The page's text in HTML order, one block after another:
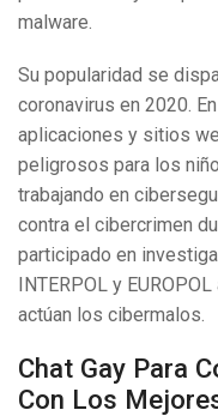
malware.
Su popularidad se
coronavirus en 2020.
aplicaciones y sitios
peligrosos para los
trabajando en
contra el cibercrimen
participado en
INTERPOL y
actúan los cibermalos.
Chat Gay Para
Con Los